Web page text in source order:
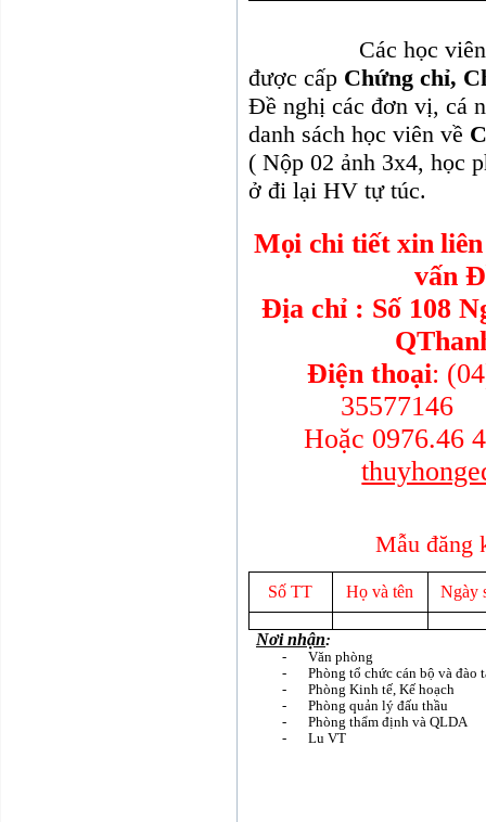
Các học
được cấp Chứng chỉ,
Đề nghị các đơn vị, cá
danh sách học viên về
( Nộp 02 ảnh 3x4, học
ở đi lại HV tự túc.
Mọi chi tiết xin
vấn
Địa chỉ : Số 108
Điện thoại:
35577146
Hoặc 0976.46
Mẫu đăng
Số TT Họ và tên Ngày
Nơi nhận:
-
Văn phòng
-
Phòng tổ chức cán bộ và đào
-
Phòng Kinh tế, Kế hoạch
-
Phòng quản lý đấu thầu
-
Phòng thẩm định và QLDA
-
L­uVT